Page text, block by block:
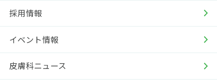
採用情報
イベント情報
皮膚科ニュース